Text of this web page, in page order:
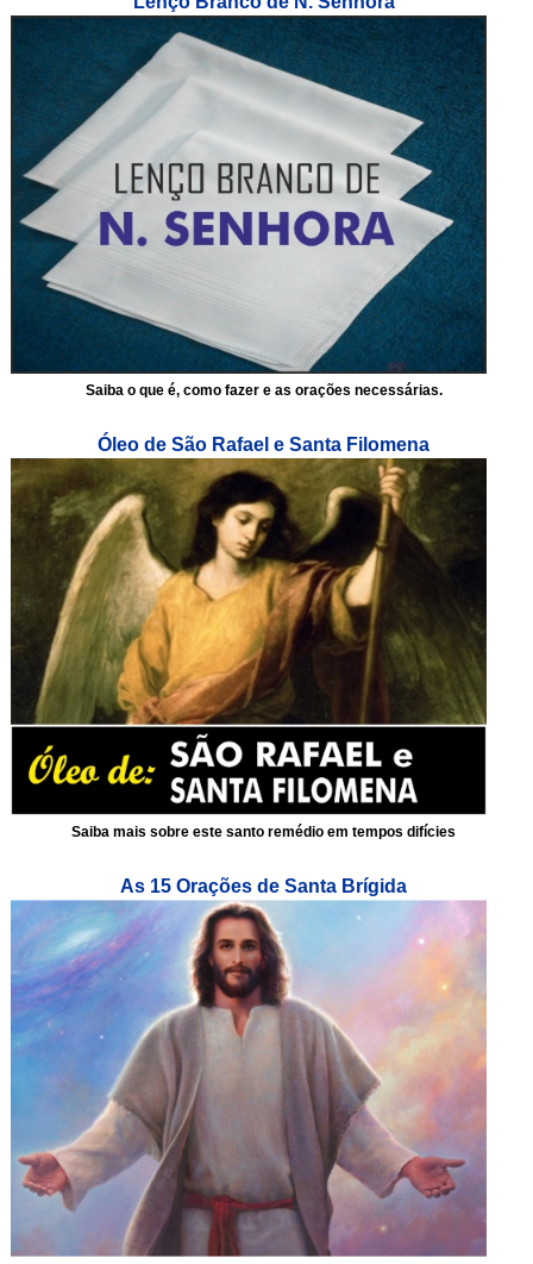
Saiba o que é, como fazer e as orações necessárias.
Óleo de São Rafael e Santa Filomena
Saiba mais sobre este santo remédio em tempos difícies
As 15 Orações de Santa Brígida